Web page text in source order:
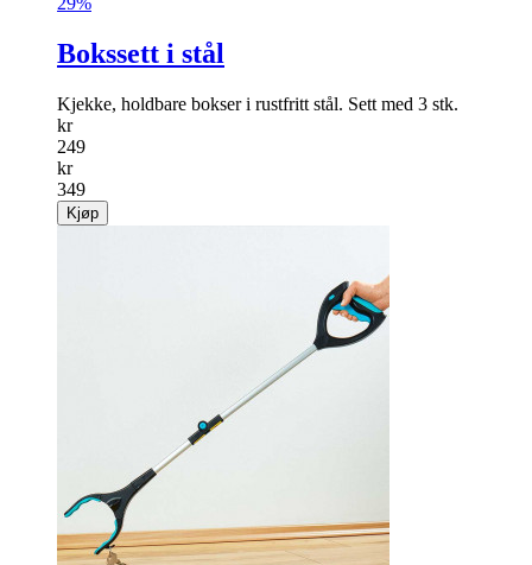
Bokssett i stål
Kjekke, holdbare bokser i rustfritt stål. Sett med 3 stk.
kr
249
kr
349
Kjøp